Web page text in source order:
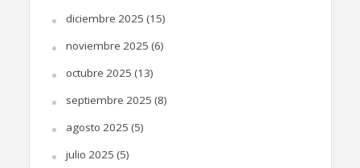
diciembre 2025 (15)
noviembre 2025 (6)
octubre 2025 (13)
septiembre 2025 (8)
agosto 2025 (5)
julio 2025 (5)